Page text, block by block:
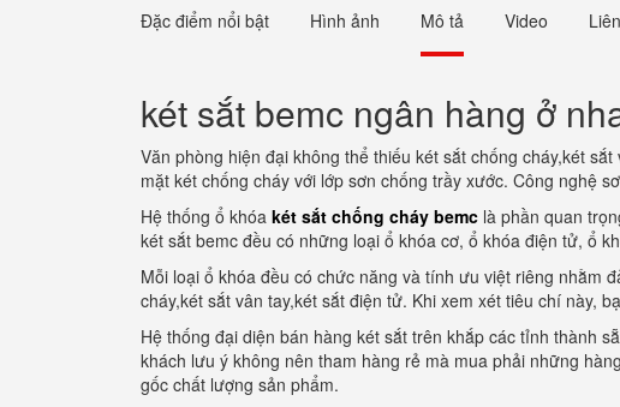
Đặc điểm nổi bật Hình ảnh Mô tả Video
két sắt bemc ngân hàng ở
Văn phòng hiện đại không thể thiếu két sắt chống cháy,két
mặt két chống cháy với lớp sơn chống trầy xước. Công nghệ
Hệ thống ổ khóa két sắt chống cháy bemc là phần quan
két sắt bemc đều có những loại ổ khóa cơ, ổ khóa điện tử, ổ
Mỗi loại ổ khóa đều có chức năng và tính ưu việt riêng nhằm
cháy,két sắt vân tay,két sắt điện tử. Khi xem xét tiêu chí này,
Hệ thống đại diện bán hàng két sắt trên khắp các tỉnh thành
khách lưu ý không nên tham hàng rẻ mà mua phải những
gốc chất lượng sản phẩm.